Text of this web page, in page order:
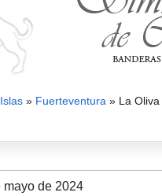
Islas» Fuerteventura » La Oliva
de 2024